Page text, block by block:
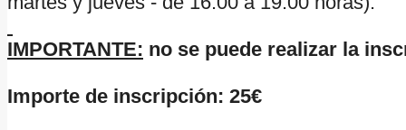
IMPORTANTE: no se puede realizar la
Importe de inscripción: 25€